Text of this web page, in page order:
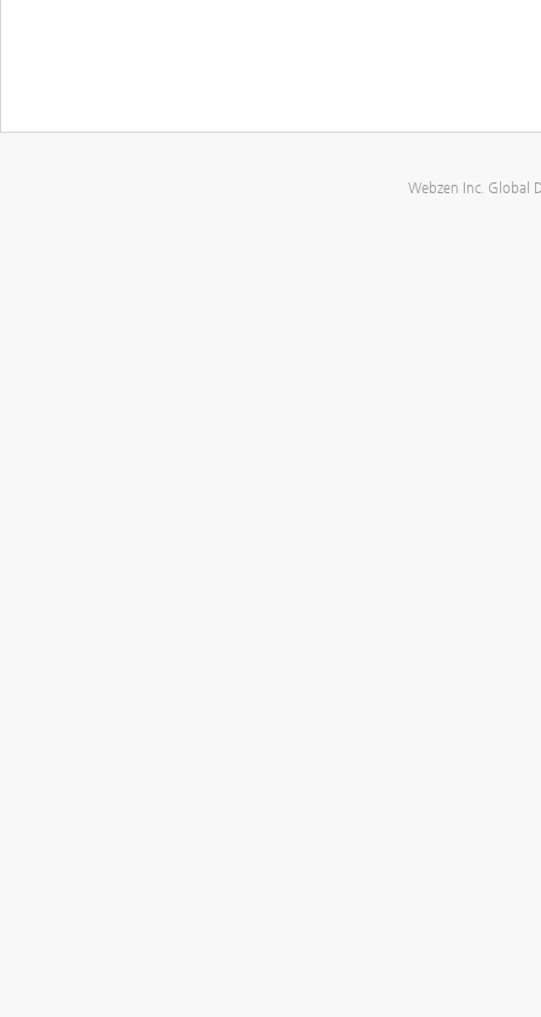
Webzen Inc. Global